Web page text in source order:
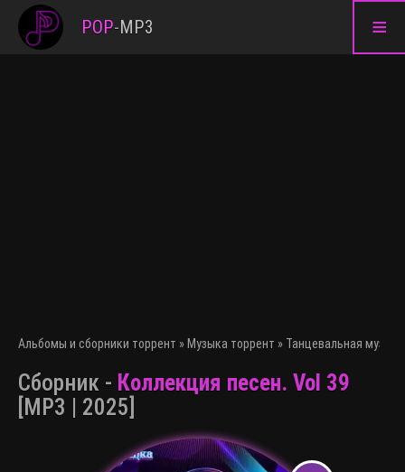
≡
POP-MP3
Альбомы и сборники торрент » Музыка торрент » Танцевальная
Сборник - Коллекция песен. Vol 39
[MP3 | 2025]